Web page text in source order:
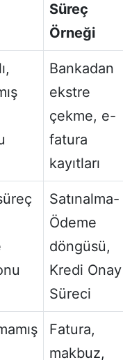
Süreç
Örneği
Bankadan
ekstre
çekme, e-
fatura
kayıtları
Satınalma-
Ödeme
döngüsü,
Kredi Onay
Süreci
Fatura,
makbuz,